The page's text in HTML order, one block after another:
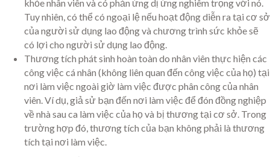
khỏe nhân viên và có phản ứng dị ứng nghiêm trọng với nó.
Tuy nhiên, có thể có ngoại lệ nếu hoạt động diễn ra tại cơ sở
của người sử dụng lao động và chương trình sức khỏe sẽ
có lợi cho người sử dụng lao động.
Thương tích phát sinh hoàn toàn do nhân viên thực hiện các
công việc cá nhân (không liên quan đến công việc của họ) tại
nơi làm việc ngoài giờ làm việc được phân công của nhân
viên. Ví dụ, giả sử bạn đến nơi làm việc để đón đồng nghiệp
về nhà sau ca làm việc của họ và bị thương tại cơ sở. Trong
trường hợp đó, thương tích của bạn không phải là thương
tích tại nơi làm việc.